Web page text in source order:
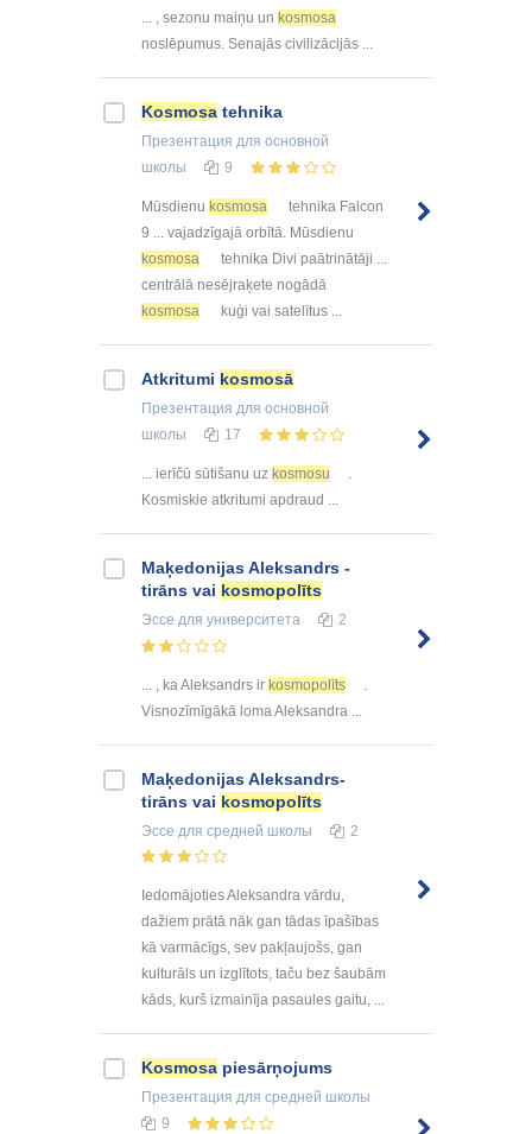
... , sezonu maiņu un kosmosa
noslēpumus. Senajās civilizācijās ...
Kosmosa tehnika
Презентация для основной
школы
9
Mūsdienu kosmosa
tehnika Falcon
9 ... vajadzīgajā orbītā. Mūsdienu
kosmosa
tehnika Divi paātrinātāji ...
centrālā nesējraķete nogādā
kosmosa
kuģi vai satelītus ...
Atkritumi kosmosā
Презентация для основной
школы
17
... ierīčū sūtišanu uz kosmosu
Kosmiskie atkritumi apdraud ...
Maķedonijas Aleksandrs -
tirāns vai kosmopolīts
Эссе для университета 2
... , ka Aleksandrs ir kosmopolīts
Visnozīmīgākā loma Aleksandra ...
Maķedonijas Aleksandrs-
tirāns vai kosmopolīts
Эссе для средней школы 2
Iedomājoties Aleksandra vārdu,
dažiem prātā nāk gan tādas īpašības
kā varmācīgs, sev pakļaujošs, gan
kulturāls un izglītots, taču bez šaubām
kāds, kurš izmainīja pasaules gaitu, ...
Kosmosa piesārņojums
Презентация для средней школы
9